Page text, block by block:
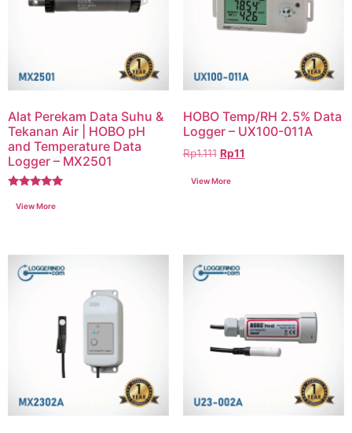
Alat Perekam Data Suhu &
Tekanan Air | HOBO pH
and Temperature Data
Logger – MX2501
5.00
HOBO Temp/RH 2.5% Data
Logger – UX100-011A
Rp1.111 Rp11